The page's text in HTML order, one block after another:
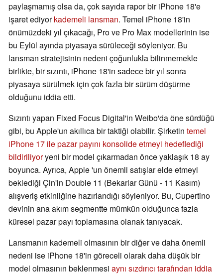
paylaşmamış olsa da, çok sayıda rapor bir iPhone 18'e
işaret ediyorkademeli lansman. Temel iPhone 18'in
önümüzdeki yıl çıkacağı, Pro ve Pro Max modellerinin ise
bu Eylül ayında piyasaya sürüleceği söyleniyor. Bu
lansman stratejisinin nedeni çoğunlukla bilinmemekle
birlikte, bir sızıntı, iPhone 18'in sadece bir yıl sonra
piyasaya sürülmek için çok fazla bir sürüm düşürme
olduğunu iddia etti.
Sızıntı yapan Fixed Focus Digital'in Weibo'da öne sürdüğü
gibi, bu Apple'un akıllıca bir taktiği olabilir. Şirketin temel
iPhone 17 ile pazar payını konsolide etmeyi hedeflediği
bildiriliyoryeni bir model çıkarmadan önce yaklaşık 18 ay
boyunca. Ayrıca, Apple 'un önemli satışlar elde etmeyi
beklediği Çin'in Double 11 (Bekarlar Günü - 11 Kasım)
alışveriş etkinliğine hazırlandığı söyleniyor. Bu, Cupertino
devinin ana akım segmentte mümkün olduğunca fazla
küresel pazar payı toplamasına olanak tanıyacak.
Lansmanın kademeli olmasının bir diğer ve daha önemli
nedeni ise iPhone 18'in göreceli olarak daha düşük bir
model olmasının beklenmesi aynı sızdırıcı tarafından iddia